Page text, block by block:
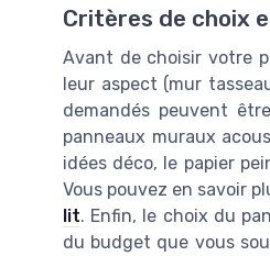
Critères de choix
Avant de choisir votre
leur aspect (mur
demandés peuvent
panneaux muraux
idées déco, le papier
Vous pouvez en savoir
lit. Enfin, le choix du
du budget que vous